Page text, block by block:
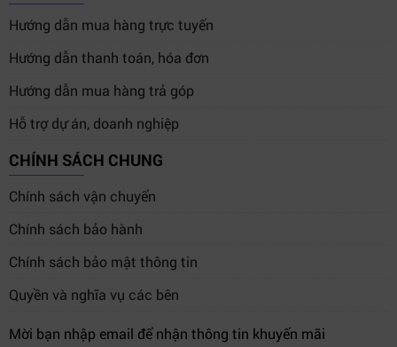
Hướng dẫn mua hàng trực tuyến
Hướng dẫn thanh toán, hóa đơn
Hướng dẫn mua hàng trả góp
Hỗ trợ dự án, doanh nghiệp
CHÍNH SÁCH CHUNG
Chính sách vận chuyển
Chính sách bảo hành
Chính sách bảo mật thông tin
Quyền và nghĩa vụ các bên
Mời bạn nhập email để nhận thông tin khuyến mãi